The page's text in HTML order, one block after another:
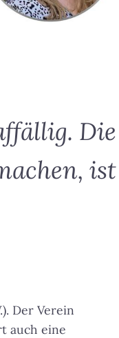
Die
ist
Der Verein
auch eine